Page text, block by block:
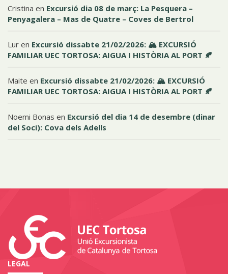
Cristina en Excursió dia 08 de març: La Pesquera –
Penyagalera – Mas de Quatre – Coves de Bertrol
Lur en Excursió dissabte 21/02/2026: 🏔️ EXCURSIÓ
FAMILIAR UEC TORTOSA: AIGUA I HISTÒRIA AL PORT 🍂
Maite en Excursió dissabte 21/02/2026: 🏔️ EXCURSIÓ
FAMILIAR UEC TORTOSA: AIGUA I HISTÒRIA AL PORT 🍂
Noemi Bonas en Excursió del dia 14 de desembre (dinar
del Soci): Cova dels Adells
LEGAL